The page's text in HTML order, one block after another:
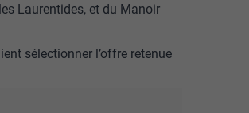
Laurentides, et du Manoir
sélectionner l’offre retenue